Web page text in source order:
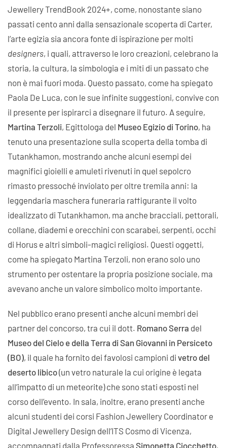
Jewellery TrendBook 2024+, come, nonostante siano
passati cento anni dalla sensazionale scoperta di Carter,
l’arte egizia sia ancora fonte di ispirazione per molti
designers, i quali, attraverso le loro creazioni, celebrano la
storia, la cultura, la simbologia e i miti di un passato che
non è mai fuori moda. Questo passato, come ha spiegato
Paola De Luca, con le sue infinite suggestioni, convive con
il presente per ispirarci a disegnare il futuro. A seguire,
Martina Terzoli, Egittologa del Museo Egizio di Torino, ha
tenuto una presentazione sulla scoperta della tomba di
Tutankhamon, mostrando anche alcuni esempi dei
magnifici gioielli e amuleti rivenuti in quel sepolcro
rimasto pressoché inviolato per oltre tremila anni: la
leggendaria maschera funeraria raffigurante il volto
idealizzato di Tutankhamon, ma anche bracciali, pettorali,
collane, diademi e orecchini con scarabei, serpenti, occhi
di Horus e altri simboli-magici religiosi. Questi oggetti,
come ha spiegato Martina Terzoli, non erano solo uno
strumento per ostentare la propria posizione sociale, ma
avevano anche un valore simbolico molto importante.
Nel pubblico erano presenti anche alcuni membri dei
partner del concorso, tra cui il dott. Romano Serra del
Museo del Cielo e della Terra di San Giovanni in Persiceto
(BO), il quale ha fornito dei favolosi campioni di vetro del
deserto libico(un vetro naturale la cui origine è legata
all’impatto di un meteorite) che sono stati esposti nel
corso dell’evento. In sala, inoltre, erano presenti anche
alcuni studenti dei corsi Fashion Jewellery Coordinator e
Digital Jewellery Design dell’ITS Cosmo di Vicenza,
accompagnati dalla Professoressa Simonetta Ciocchetto,